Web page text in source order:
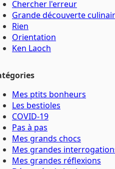
Chercher l'erreur
Grande découverte
Rien
Orientation
Ken Laoch
Mes ptits bonheurs
Les bestioles
COVID-19
Pas à pas
Mes grands chocs
Mes grandes
Mes grandes réflexions